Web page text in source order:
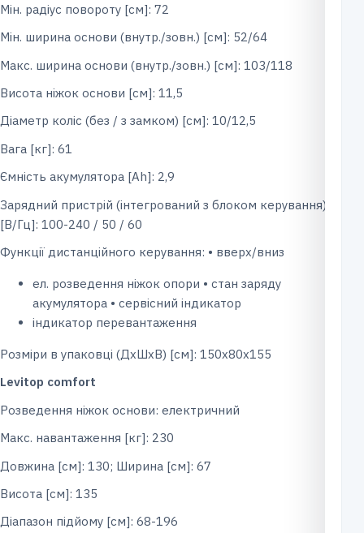
Мін. радіус повороту [см]: 72
Мін. ширина основи (внутр./зовн.) [см]: 52/64
Макс. ширина основи (внутр./зовн.) [см]: 103/118
Висота ніжок основи [см]: 11,5
Діаметр коліс (без / з замком) [см]: 10/12,5
Вага [кг]: 61
Ємність акумулятора [Ah]: 2,9
Зарядний пристрій (інтегрований з блоком керування)
[В/Гц]: 100-240 / 50 / 60
Функції дистанційного керування: • вверх/вниз
ел. розведення ніжок опори • стан заряду
акумулятора • сервісний індикатор
індикатор перевантаження
Розміри в упаковці (ДxШxВ) [см]: 150х80х155
Levitop comfort
Розведення ніжок основи: електричний
Макс. навантаження [кг]: 230
Довжина [см]: 130; Ширина [см]: 67
Висота [см]: 135
Діапазон підйому [см]: 68-196